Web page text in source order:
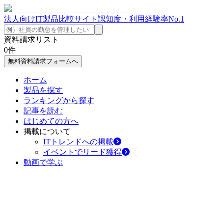
法人向けIT製品比較サイト 認知度・利用経験率No.1
資料請求リスト
0件
無料資料請求フォームへ
ホーム
製品を探す
ランキングから探す
記事を読む
はじめての方へ
掲載について
ITトレンドへの掲載
イベントでリード獲得
動画で学ぶ